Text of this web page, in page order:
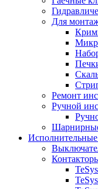
Для
Ремонт
Ручной
Исполнительные